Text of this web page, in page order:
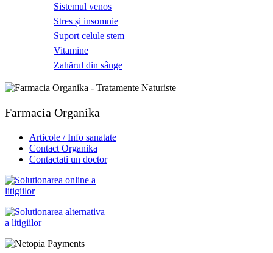
Sistemul venos
Stres și insomnie
Suport celule stem
Vitamine
Zahărul din sânge
Farmacia Organika
Articole / Info sanatate
Contact Organika
Contactati un doctor